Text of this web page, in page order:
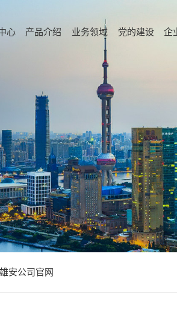
心 产品介绍 业务领域 党的建设 企
雄安公司官网